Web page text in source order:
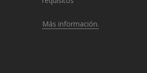
Más información.